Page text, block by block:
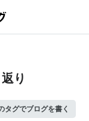
り
タグでブログを書く